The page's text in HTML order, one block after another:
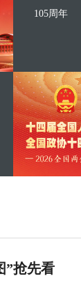
105周年
”抢先看